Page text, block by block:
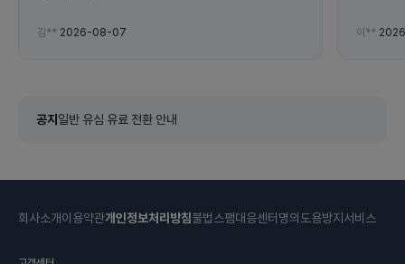
김** 2026-08-07 이**
공지 일반 유심 유료 전환 안내
회사소개이용약관개인정보처리방침불법스팸대응센터 명의도용방지서비스